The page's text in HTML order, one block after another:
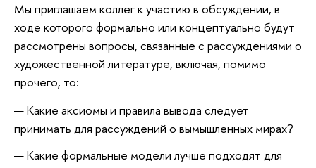
Мы приглашаем коллег к участию в обсуждении, в
ходе которого формально или концептуально будут
рассмотрены вопросы, связанные с рассуждениями о
художественной литературе, включая, помимо
прочего, то:
Какие аксиомы и правила вывода следует
принимать для рассуждений о вымышленных мирах?
Какие формальные модели лучше подходят для